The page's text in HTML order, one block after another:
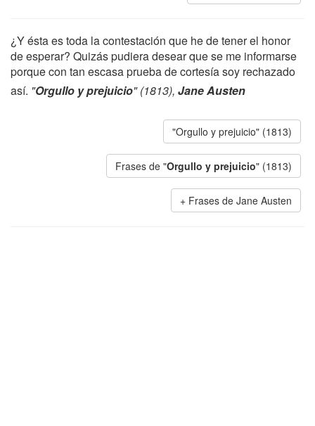
¿Y ésta es toda la contestación que he de tener el honor
de esperar? Quizás pudiera desear que se me informarse
porque con tan escasa prueba de cortesía soy rechazado
así. "Orgullo y prejuicio" (1813), Jane Austen
"Orgullo y prejuicio" (1813)
Frases de "Orgullo y prejuicio" (1813)
Frases de Jane Austen